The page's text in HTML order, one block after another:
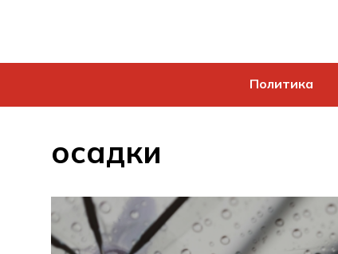
Политика
осадки